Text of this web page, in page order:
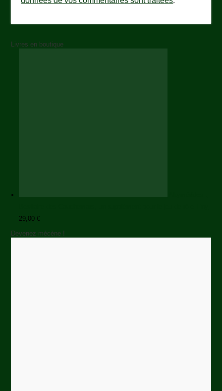
Livres en boutique
29,00€
Devenez mécène !